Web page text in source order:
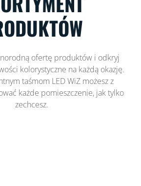
ofertę produktów i odkryj
kolorystyczne na każdą okazję.
taśmom LED WiZ możesz z
każde pomieszczenie, jak tylko
zechcesz.